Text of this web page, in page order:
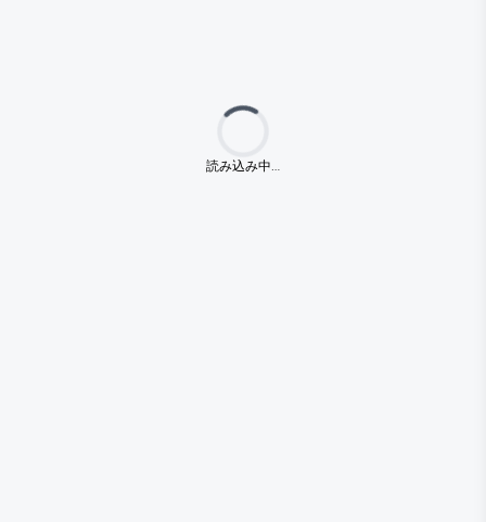
読み込み中…